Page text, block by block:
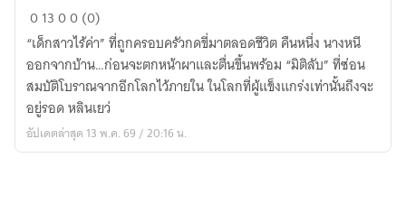
เกิด
ใหม่
ทั้ง
ที่...ข้า
ขอ
สร้าง
นคร
01300 (0)
“เด็กสาวไร้ค่า” ที่ถูกครอบครัวกดขี่มาตลอดชีวิต คืนหนึ่ง นางหนี
ออกจากบ้าน…ก่อนจะตกหน้าผาและตื่นขึ้นพร้อม “มิติลับ” ที่ซ่อน
สมบัติโบราณจากอีกโลกไว้ภายใน ในโลกที่ผู้แข็งแกร่งเท่านั้นถึงจะ
อยู่รอด หลินเยว่
อัปเดตล่าสุด 13 พ.ค. 69 / 20:16 น.